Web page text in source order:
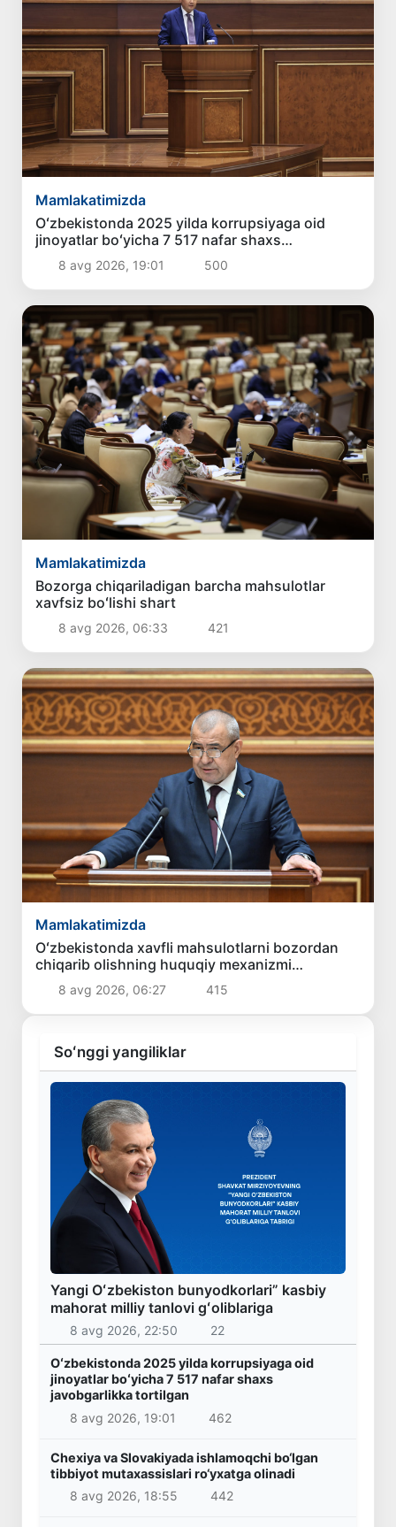
Mamlakatimizda
Oʻzbekistonda 2025 yilda korrupsiyaga oid
jinoyatlar boʻyicha 7 517 nafar shaxs
javobgarlikka tortilgan
8 avg 2026, 19:01 500
Mamlakatimizda
Bozorga chiqariladigan barcha mahsulotlar
xavfsiz boʻlishi shart
8 avg 2026, 06:33 421
Mamlakatimizda
Oʻzbekistonda xavfli mahsulotlarni bozordan
chiqarib olishning huquqiy mexanizmi
belgilanadi
8 avg 2026, 06:27 415
Soʻnggi yangiliklar
Yangi Oʻzbekiston bunyodkorlari” kasbiy
mahorat milliy tanlovi gʻoliblariga
8 avg 2026, 22:50 22
Oʻzbekistonda 2025 yilda korrupsiyaga oid
jinoyatlar boʻyicha 7 517 nafar shaxs
javobgarlikka tortilgan
8 avg 2026, 19:01
462
Chexiya va Slovakiyada ishlamoqchi bo‘lgan
tibbiyot mutaxassislari ro‘yxatga olinadi
8 avg 2026, 18:55
442